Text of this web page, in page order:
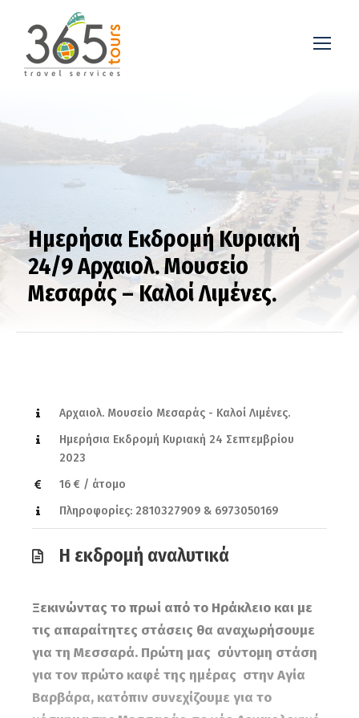
Ημερήσια Εκδρομή Κυριακή
24/9 Αρχαιολ. Μουσείο
Μεσαράς – Καλοί Λιμένες.
Αρχαιολ. Μουσείο Μεσαράς - Καλοί Λιμένες.
Ημερήσια Εκδρομή Κυριακή 24 Σεπτεμβρίου
2023
16 € / άτομο
Πληροφορίες: 2810327909 & 6973050169
Η εκδρομή αναλυτικά
Ξεκινώντας το πρωί από το Ηράκλειο και με
τις απαραίτητες στάσεις θα αναχωρήσουμε
για τη Μεσσαρά. Πρώτη μας σύντομη στάση
για τον πρώτο καφέ της ημέρας στην Αγία
Βαρβάρα, κατόπιν συνεχίζουμε για το